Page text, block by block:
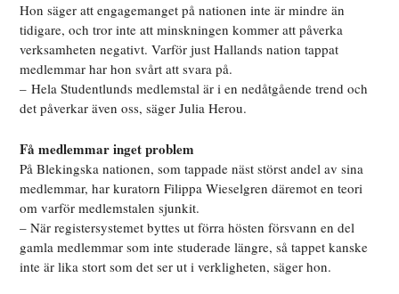
Hon säger att engagemanget på nationen inte är mindre än
tidigare, och tror inte att minskningen kommer att påverka
verksamheten negativt. Varför just Hallands nation tappat
medlemmar har hon svårt att svara på.
– Hela Studentlunds medlemstal är i en nedåtgående trend och
det påverkar även oss, säger Julia Herou.
Få medlemmar inget problem
På Blekingska nationen, som tappade näst störst andel av sina
medlemmar, har kuratorn Filippa Wieselgren däremot en teori
om varför medlemstalen sjunkit.
– När registersystemet byttes ut förra hösten försvann en del
gamla medlemmar som inte studerade längre, så tappet kanske
inte är lika stort som det ser ut i verkligheten, säger hon.